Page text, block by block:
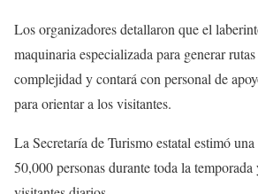
Los organizadores detallaron que el
maquinaria especializada para generar
complejidad y contará con personal de
para orientar a los visitantes.
La Secretaría de Turismo estatal estimó
50,000 personas durante toda la